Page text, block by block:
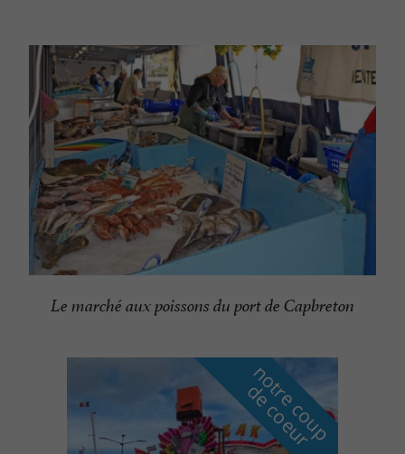
Le marché aux poissons du port de Capbreton
n
o
t
r
e
c
o
u
p
d
e
c
o
e
u
r